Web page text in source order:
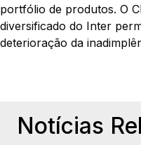
portfólio de produtos. O
diversificado do Inter
deterioração da
Notícias